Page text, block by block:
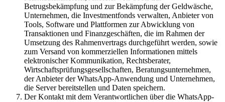
Betrugsbekämpfung und zur Bekämpfung der Geldwäsche,
Unternehmen, die Investmentfonds verwalten, Anbieter von
Tools, Software und Plattformen zur Abwicklung von
Transaktionen und Finanzgeschäften, die im Rahmen der
Umsetzung des Rahmenvertrags durchgeführt werden, sowie
zum Versand von kommerziellen Informationen mittels
elektronischer Kommunikation, Rechtsberater,
Wirtschaftsprüfungsgesellschaften, Beratungsunternehmen,
der Anbieter der WhatsApp-Anwendung und Unternehmen,
die Server bereitstellen und Daten speichern.
Der Kontakt mit dem Verantwortlichen über die WhatsApp-